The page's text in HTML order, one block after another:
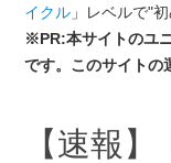
イクル」レベルで"初
※PR:本サイトのユ
です。このサイト
【速報